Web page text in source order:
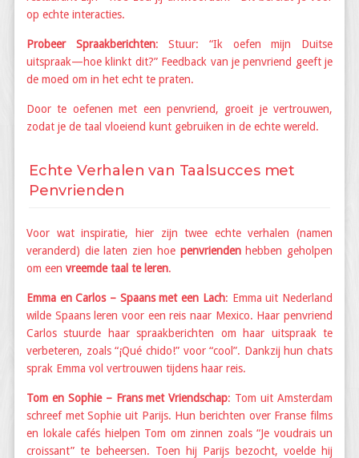
op echte interacties.
Probeer Spraakberichten: Stuur: “Ik oefen mijn Duitse
uitspraak—hoe klinkt dit?” Feedback van je penvriend geeft je
de moed om in het echt te praten.
Door te oefenen met een penvriend, groeit je vertrouwen,
zodat je de taal vloeiend kunt gebruiken in de echte wereld.
Echte Verhalen van Taalsucces met
Penvrienden
Voor wat inspiratie, hier zijn twee echte verhalen (namen
veranderd) die laten zien hoe penvriendenhebben geholpen
om een vreemde taal te leren.
Emma en Carlos – Spaans met een Lach: Emma uit Nederland
wilde Spaans leren voor een reis naar Mexico. Haar penvriend
Carlos stuurde haar spraakberichten om haar uitspraak te
verbeteren, zoals “¡Qué chido!” voor “cool”. Dankzij hun chats
sprak Emma vol vertrouwen tijdens haar reis.
Tom en Sophie – Frans met Vriendschap: Tom uit Amsterdam
schreef met Sophie uit Parijs. Hun berichten over Franse films
en lokale cafés hielpen Tom om zinnen zoals “Je voudrais un
croissant” te beheersen. Toen hij Parijs bezocht, voelde hij